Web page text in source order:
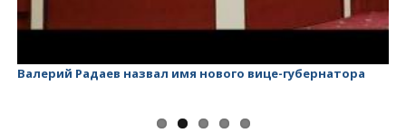
Валерий Радаев назвал имя нового вице-губернатора